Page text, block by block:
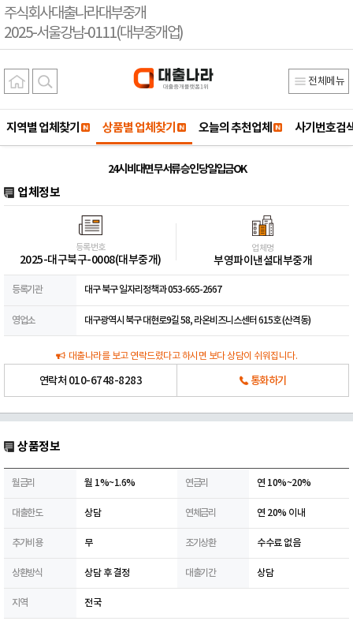
주식회사대출나라대부중개
2025-서울강남-0111(대부중개업)
전체메뉴
지역별 업체찾기 상품별 업체찾기 오늘의 추천업체 사기번호검
24시 비대면 무서류 승인 당일입금OK
업체정보
등록번호
2025-대구북구-0008(대부중개)
업체명
부영파이낸셜대부중개
등록기관 대구 북구 일자리정책과 053-665-2667
영업소 대구광역시 북구 대현로9길 58, 라온비즈니스센터 615호 (산격동)
대출나라를 보고 연락드렸다고 하시면 보다 상담이 쉬워집니다.
연락처 010-6748-8283 통화하기
상품정보
월금리 월 1%~1.6% 연금리 연 10%~20%
대출한도 상담 연체금리 연 20% 이내
추가비용 무 조기상환 수수료 없음
상환방식 상담 후 결정 대출기간 상담
지역 전국